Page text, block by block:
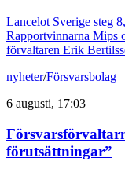
Lancelot Sverige steg
Rapportvinnarna Mips
förvaltaren Erik
nyheter/Försvarsbolag
6 augusti, 17:03
förutsättningar”